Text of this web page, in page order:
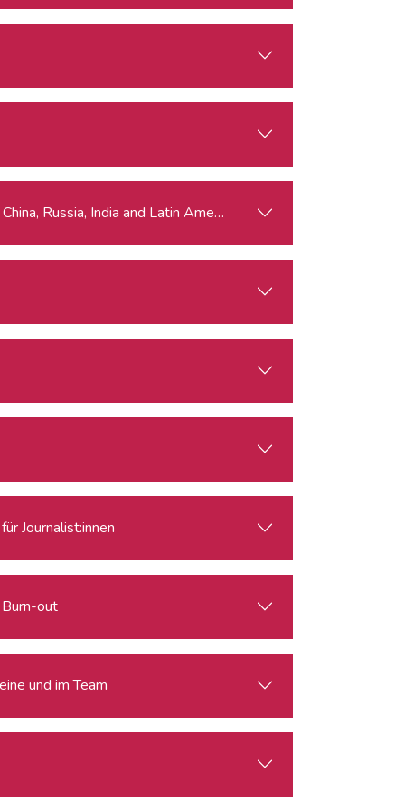
(Multipolar) World Order? Visions from China, Russia, India and Latin America - BOOKED OUT
Journalist:innen
out
und im Team